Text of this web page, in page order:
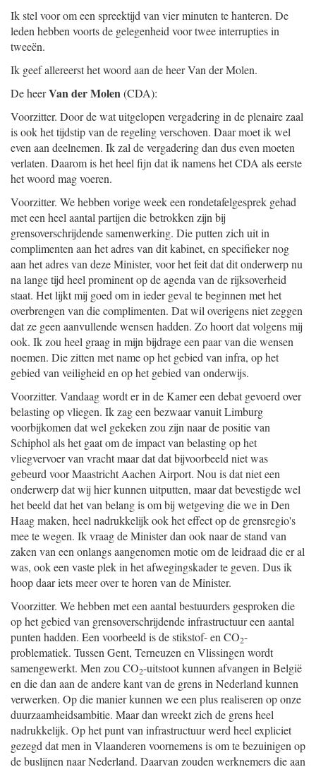
Ik stel voor om een spreektijd van vier minuten te hanteren. De
leden hebben voorts de gelegenheid voor twee interrupties in
tweeën.
Ik geef allereerst het woord aan de heer Van der Molen.
De heerVan der Molen(CDA):
Voorzitter. Door de wat uitgelopen vergadering in de plenaire zaal
is ook het tijdstip van de regeling verschoven. Daar moet ik wel
even aan deelnemen. Ik zal de vergadering dan dus even moeten
verlaten. Daarom is het heel fijn dat ik namens het CDA als eerste
het woord mag voeren.
Voorzitter. We hebben vorige week een rondetafelgesprek gehad
met een heel aantal partijen die betrokken zijn bij
grensoverschrijdende samenwerking. Die putten zich uit in
complimenten aan het adres van dit kabinet, en specifieker nog
aan het adres van deze Minister, voor het feit dat dit onderwerp nu
na lange tijd heel prominent op de agenda van de rijksoverheid
staat. Het lijkt mij goed om in ieder geval te beginnen met het
overbrengen van die complimenten. Dat wil overigens niet zeggen
dat ze geen aanvullende wensen hadden. Zo hoort dat volgens mij
ook. Ik zou heel graag in mijn bijdrage een paar van die wensen
noemen. Die zitten met name op het gebied van infra, op het
gebied van veiligheid en op het gebied van onderwijs.
Voorzitter. Vandaag wordt er in de Kamer een debat gevoerd over
belasting op vliegen. Ik zag een bezwaar vanuit Limburg
voorbijkomen dat wel gekeken zou zijn naar de positie van
Schiphol als het gaat om de impact van belasting op het
vliegvervoer van vracht maar dat dat bijvoorbeeld niet was
gebeurd voor Maastricht Aachen Airport. Nou is dat niet een
onderwerp dat wij hier kunnen uitputten, maar dat bevestigde wel
het beeld dat het van belang is om bij wetgeving die we in Den
Haag maken, heel nadrukkelijk ook het effect op de grensregio's
mee te wegen. Ik vraag de Minister dan ook naar de stand van
zaken van een onlangs aangenomen motie om de leidraad die er al
was, ook een vaste plek in het afwegingskader te geven. Dus ik
hoop daar iets meer over te horen van de Minister.
Voorzitter. We hebben met een aantal bestuurders gesproken die
op het gebied van grensoverschrijdende infrastructuur een aantal
punten hadden. Een voorbeeld is de stikstof- en CO2-
problematiek. Tussen Gent, Terneuzen en Vlissingen wordt
samengewerkt. Men zou CO2-uitstoot kunnen afvangen in België
en die dan aan de andere kant van de grens in Nederland kunnen
verwerken. Op die manier kunnen we een plus realiseren op onze
duurzaamheidsambitie. Maar dan wreekt zich de grens heel
nadrukkelijk. Op het punt van infrastructuur werd heel expliciet
gezegd dat men in Vlaanderen voornemens is om te bezuinigen op
de buslijnen naar Nederland. Daarvan zouden werknemers die aan